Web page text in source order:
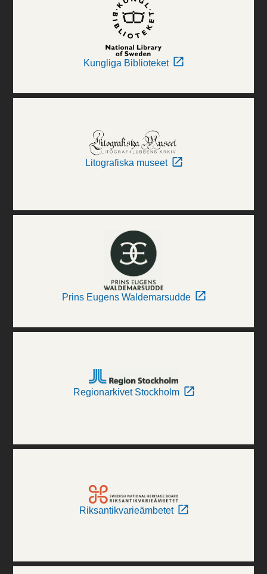
Kungliga Biblioteket
Litografiska museet
Prins Eugens Waldemarsudde
Regionarkivet Stockholm
Riksantikvarieämbetet